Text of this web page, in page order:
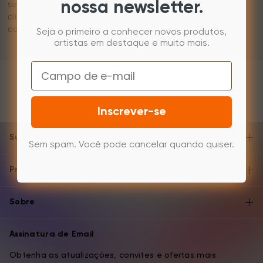
selecionar a configuração de cor desejada e, em seguida,
clique no botão de ligar/desligar para concluir
confirmação/saída.
Suporte e Ajuda
Produto
Sobre
Assinatura de Email
Obtenha as atualizações, convites e ofertas mais
nossa newsletter.
Seja o primeiro a conhecer novos produtos,
artistas em destaque e muito mais.
Email
Inscrever-se
Sem spam. Você pode cancelar quando quiser.